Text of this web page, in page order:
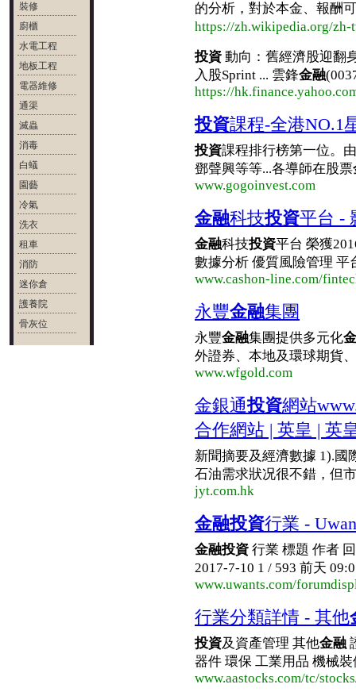
裝修
廚櫃
水電工程
地板工程
電器維修
通渠
滅蟲
消毒
白蟻
園藝
冷氣
洗衣
租車
消防
迷你倉
護養院
骨灰位
的分析，對於本金、報酬
https://zh.wikipedia.org/zh-
投資 動向：舊經濟股迎翻
入股Sprint ... 雲鋒金融
https://
投資課程-全港NO.1
投資課程排行榜第一位。
鄧聲興等等...各導師在股票
www.gogoinvest.com
金融科技投資平台 -
金融科技投資平台 榮獲
數據分析 優質風險管理 平
www.cashon-line.com/
永豐金融集團
永豐金融集團提供多元化
外證券、本地及環球期貨
www.wfgold.com
金銀通投資網站
合作網站 | 英皇 | 英
新聞摘要及經濟數據 1).國
石油需求狀况很不錯，但
jyt.com.hk
金融投資行業 -
金融投資 行業 標題 作者
2017-7-10 1 / 593 前天
www.uwants.com/
行業分類詳情 - 其他
投資及資產管理 其他金融
器件 環保 工業用品 機械
www.aastocks.com/tc/